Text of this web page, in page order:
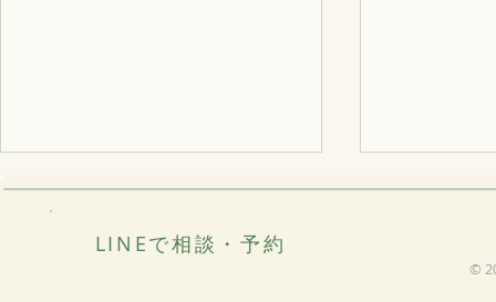
LINEで相談・予約
©